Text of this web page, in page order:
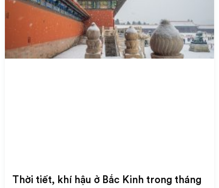
Thời tiết, khí hậu ở Bắc Kinh trong tháng